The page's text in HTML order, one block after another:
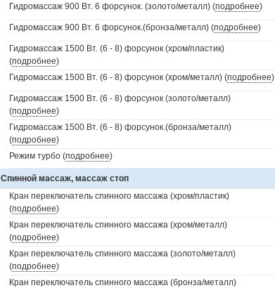
Гидромассаж 900 Вт. 6 форсунок. (золото/металл) (подробнее)
Гидромассаж 900 Вт. 6 форсунок.(бронза/металл) (подробнее)
Гидромассаж 1500 Вт. (6 - 8) форсунок (хром/пластик)
(подробнее)
Гидромассаж 1500 Вт. (6 - 8) форсунок (хром/металл) (подробнее)
Гидромассаж 1500 Вт. (6 - 8) форсунок (золото/металл)
(подробнее)
Гидромассаж 1500 Вт. (6 - 8) форсунок.(бронза/металл)
(подробнее)
Режим турбо (подробнее)
Спинной массаж, массаж стоп
Кран переключатель спинного массажа (хром/пластик)
(подробнее)
Кран переключатель спинного массажа (хром/металл)
(подробнее)
Кран переключатель спинного массажа (золото/металл)
(подробнее)
Кран переключатель спинного массажа (бронза/металл)